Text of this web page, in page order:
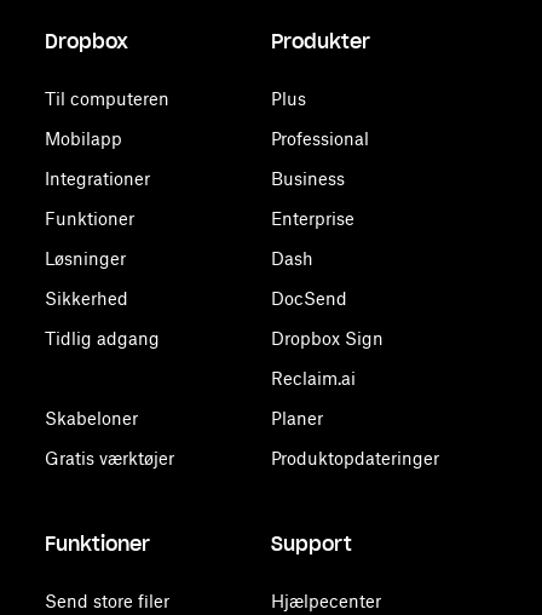
Dropbox
Til computeren
Mobilapp
Integrationer
Funktioner
Løsninger
Sikkerhed
Tidlig adgang
Skabeloner
Gratis værktøjer
Produkter
Plus
Professional
Business
Enterprise
Dash
DocSend
Dropbox Sign
Reclaim.ai
Planer
Produktopdateringer
Funktioner
Send store filer
Support
Hjælpecenter